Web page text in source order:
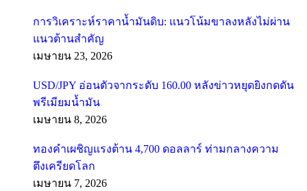
การวิเคราะห์ราคาน้ำมันดิบ: แนวโน้มขาลงหลังไม่ผ่าน
แนวต้านสำคัญ
เมษายน 23, 2026
USD/JPY อ่อนตัวจากระดับ 160.00 หลังข่าวหยุดยิงกดดัน
พรีเมียมน้ำมัน
เมษายน 8, 2026
ทองคำเผชิญแรงต้าน 4,700 ดอลลาร์ ท่ามกลางความ
ตึงเครียดโลก
เมษายน 7, 2026